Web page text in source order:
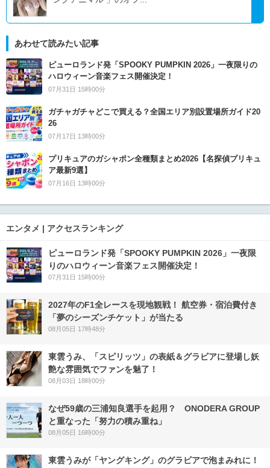
あわせて読みたい記事
ピューロランド発「SPOOKY PUMPKIN 2026」一夜限りの
ハロウィーン音楽フェス開催決定！
07月31日 15時00分
ガチャガチャどこで買える？全国エリア別設置場所ガイド20
26
07月17日 13時00分
プリキュアのガシャポン全種類まとめ2026【名探偵プリキュ
ア最新9選】
07月16日 13時00分
エンタメ | アクセスランキング
ピューロランド発「SPOOKY PUMPKIN 2026」一夜限
りのハロウィーン音楽フェス開催決定！
07月31日 15時00分
2027年のF1全レースを現地観戦！ 航空券・宿泊費付き
「夢のシーズンチケット」が当たる
08月05日 17時48分
東雲うみ、「スピリッツ」の表紙＆グラビアに登場し妖
艶な雰囲気でファンを魅了！
08月03日 18時00分
なぜ59歳の三浦知良選手を起用？ ONODERA GROUP
と重なった「努力の積み重ね」
08月05日 16時00分
東雲うみが「ヤングキング」のグラビアで泡まみれに！